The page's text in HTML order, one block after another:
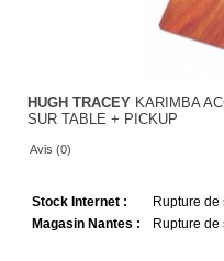
HUGH TRACEY KARIMBA
SUR TABLE + PICKUP
Avis (0)
Stock Internet :
Rupture de
Magasin Nantes :
Rupture de